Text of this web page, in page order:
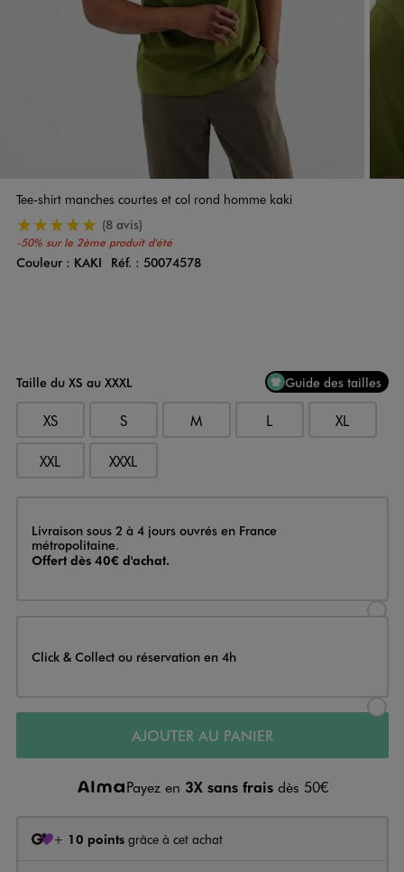
Tee-shirt manches courtes et col rond homme kaki
-50% sur le 2ème produit d'été
5/5 de moyenne(8 avis)
Couleur
Couleur : KAKI Réf. : 50074578
Taille du XS au XXXL Guide des tailles
XS S M L XL
XXL XXXL
Livraison
Livraison sous 2 à 4 jours ouvrés en France
métropolitaine.
Offert dès 40€ d'achat.
Click & Collect ou réservation en 4h
AJOUTER AU PANIER
Payez en 3X sans frais dès 50€
+ 10 points grâce à cet achat